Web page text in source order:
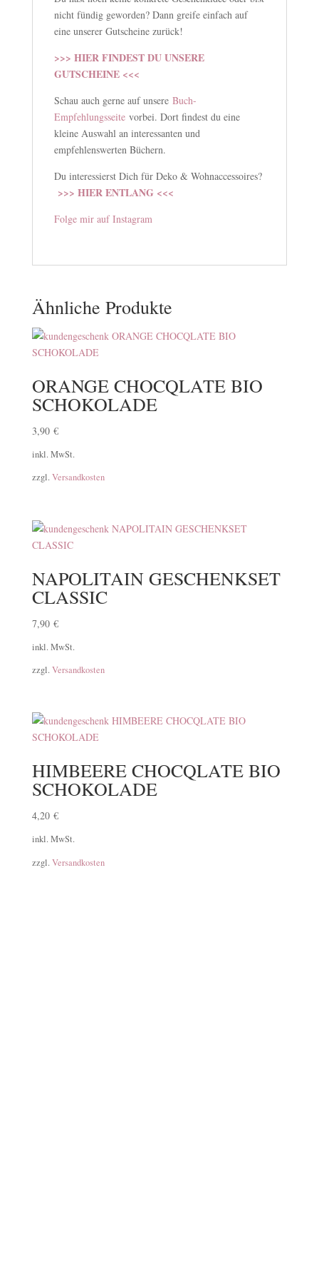
nicht fündig geworden? Dann greife einfach auf
eine unserer Gutscheine zurück!
>>> HIER FINDEST DU UNSERE
GUTSCHEINE <<<
Schau auch gerne auf unsere Buch-
Empfehlungsseitevorbei. Dort findest du eine
kleine Auswahl an interessanten und
empfehlenswerten Büchern.
Du interessierst Dich für Deko & Wohnaccessoires?
>>> HIER ENTLANG <<<
Folge mir auf Instagram
Ähnliche Produkte
ORANGE CHOCQLATE BIO
SCHOKOLADE
3,90 €
inkl. MwSt.
zzgl. Versandkosten
NAPOLITAIN GESCHENKSET
CLASSIC
7,90 €
inkl. MwSt.
zzgl. Versandkosten
HIMBEERE CHOCQLATE BIO
SCHOKOLADE
4,20 €
inkl. MwSt.
zzgl. Versandkosten